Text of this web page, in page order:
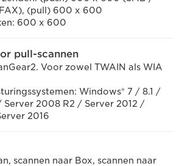
(pull) 600 x 600
600 x 600
pull-scannen
Voor zowel TWAIN als WIA
Windows® 7 / 8.1 /
2008 R2 / Server 2012 /
2016
scannen naar Box, scannen naar